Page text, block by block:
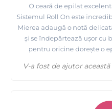
O ceară de epilat
Sistemul Roll On este
Mierea adaugă o notă
și se îndepărtează ușor cu
pentru oricine dorește o
V-a fost de ajutor această